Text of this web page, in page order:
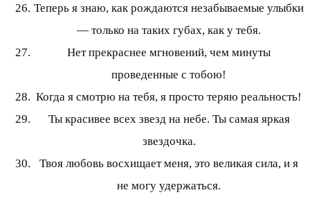
Теперь я знаю, как рождаются незабываемые улыбки
— только на таких губах, как у тебя.
Нет прекраснее мгновений, чем минуты
проведенные с тобою!
Когда я смотрю на тебя, я просто теряю реальность!
Ты красивее всех звезд на небе. Ты самая яркая
звездочка.
Твоя любовь восхищает меня, это великая сила, и я
не могу удержаться.